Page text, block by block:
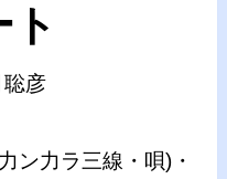
彦
ン力ラ三線・唄)・